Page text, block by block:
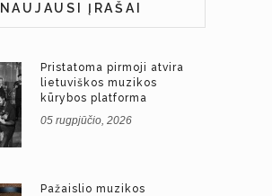
NAUJAUSI ĮRAŠAI
Pristatoma pirmoji atvira
lietuviškos muzikos
kūrybos platforma
05 rugpjūčio, 2026
Pažaislio muzikos